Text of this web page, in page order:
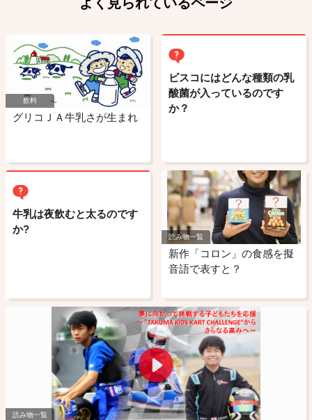
飲料
グリコＪＡ牛乳さが生まれ
ビスコにはどんな種類の乳
酸菌が入っているのです
か？
牛乳は夜飲むと太るのです
か?
読み物一覧
新作「コロン」の食感を擬
音語で表すと？
読み物一覧